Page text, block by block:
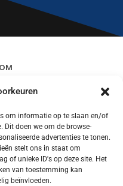
om informatie op te slaan en/of
doen we om de browse-
advertenties te tonen.
stelt ons in staat om
of unieke ID's op deze site. Het
van toestemming kan
beïnvloeden.